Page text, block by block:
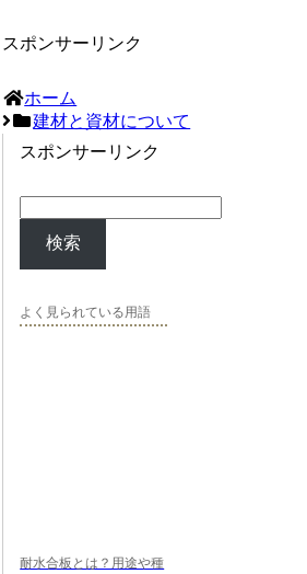
スポンサーリンク
ホーム
建材と資材について
スポンサーリンク
検索
よく見られている用語
耐水合板とは？用途や種